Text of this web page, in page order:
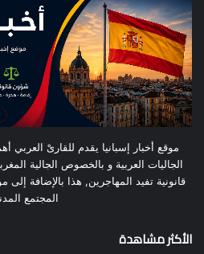
موقع أخبار إسبانيا يقدم للقارىْ العربي
الجاليات العربية و بالخصوص الجالية
قانونية تفيد المهاجرين, هذا بالإضافة إلى
المجتمع
الأكثر مشاهدة